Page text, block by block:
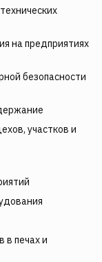
на предприятиях
безопасности
участков и
в печах и